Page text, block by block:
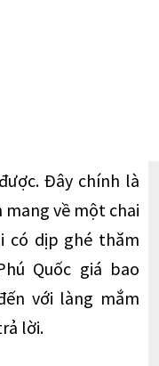
xanh – nắng
làm mắm với
Quốc hiện đã
làng gì vị Việt
Đây chính là
mang về một chai
có dịp ghé thăm
Quốc giá bao
với làng mắm
lời.